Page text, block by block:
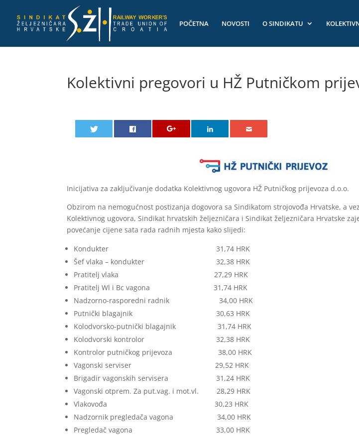
POČETNA NOVOSTI O SINDIKATU
Kolektivni pregovori u HŽ Putničkom
Inicijativa za zaključivanje dodatka Kolektivnog ugovora HŽ Putničkog prijevoza d.o.o.
Obzirom na nemogućnost postizanja dogovora sa Sindikatom strojovođa Hrvatske, a
Kolektivnog ugovora, Sindikat hrvatskih željezničara i Sindikat željezničara Hrvatske
povećanje cijene sata rada radnih mjesta kako slijedi:
Kondukter 31,74 HRK
Šef vlaka – kondukter 32,38 HRK
Pratitelj vlaka 27,29 HRK
Pratitelj Wl i Bc vagona 31,74 HRK
Nadzorno-rasporedni radnik 34,00 HRK
Putnički blagajnik 30,63 HRK
Kolodvorsko-putnički blagajnik 31,74 HRK
Kolodvorski kontrolor 32,38 HRK
Kontrolor putničkog prijevoza 38,00 HRK
Vagonski serviser 29,52 HRK
Brigadir vagonskih servisera 31,24 HRK
Vagonski otprem. Za put.vag. i mot.vl. 28,29 HRK
Vlakovođa 30,23 HRK
Nadzornik pregledača vagona 34,00 HRK
Pregledač vagona 33,00 HRK